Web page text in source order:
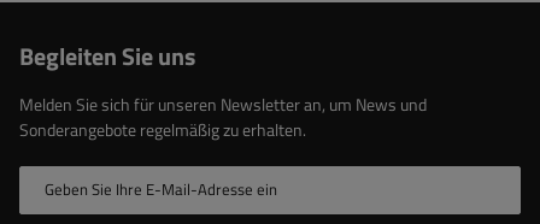
Begleiten Sie uns
Melden Sie sich für unseren Newsletter an, um News und
Sonderangebote regelmäßig zu erhalten.
Geben Sie Ihre E-Mail-Adresse ein